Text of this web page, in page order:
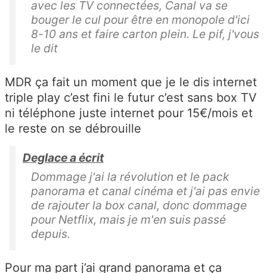
avec les TV connectées, Canal va se
bouger le cul pour être en monopole d'ici
8-10 ans et faire carton plein. Le pif, j'vous
le dit
MDR ça fait un moment que je le dis internet
triple play c’est fini le futur c’est sans box TV
ni téléphone juste internet pour 15€/mois et
le reste on se débrouille
Deglace a écrit
Dommage j'ai la révolution et le pack
panorama et canal cinéma et j'ai pas envie
de rajouter la box canal, donc dommage
pour Netflix, mais je m'en suis passé
depuis.
Pour ma part j’ai grand panorama et ça